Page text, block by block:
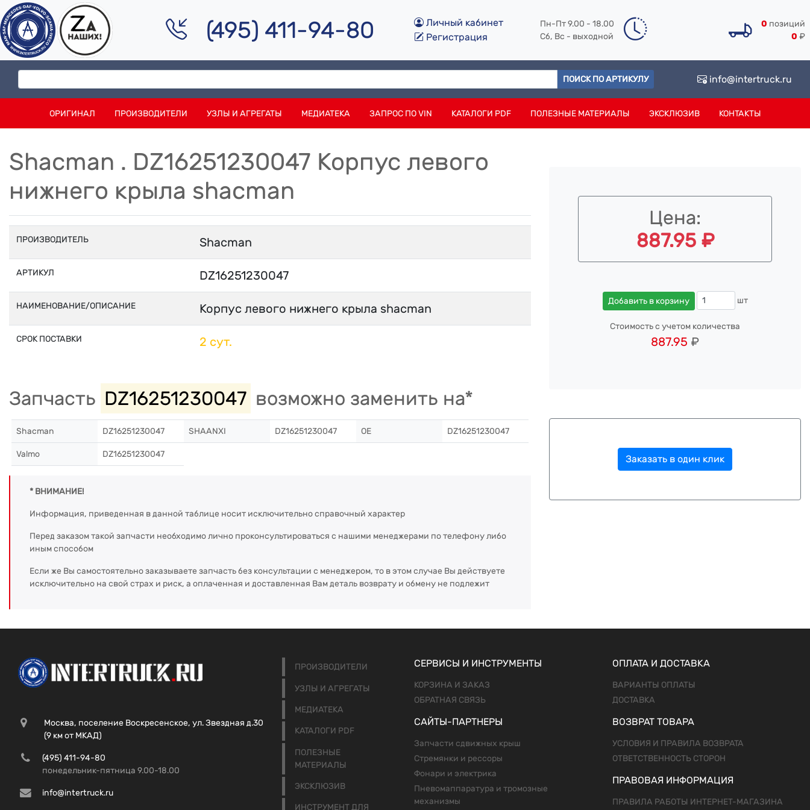
(495) 411-94-80
Личный кабинет
Регистрация
Пн-Пт 9.00 - 18.00
Сб, Вс - выходной
0 позиций
0 ₽
ПОИСК ПО АРТИКУЛУ info@intertruck.ru
ОРИГИНАЛ ПРОИЗВОДИТЕЛИ УЗЛЫ И АГРЕГАТЫ МЕДИАТЕКА ЗАПРОС ПО VIN КАТАЛОГИ PDF ПОЛЕЗНЫЕ МАТЕРИАЛЫ ЭКСКЛЮЗИВ КОНТАКТЫ
Shacman . DZ16251230047 Корпус левого
нижнего крыла shacman
ПРОИЗВОДИТЕЛЬ Shacman
АРТИКУЛ DZ16251230047
НАИМЕНОВАНИЕ/ОПИСАНИЕ Корпус левого нижнего крыла shacman
СРОК ПОСТАВКИ 2 сут.
Запчасть DZ16251230047 возможно заменить на*
Shacman DZ16251230047 SHAANXI DZ16251230047 OE DZ16251230047
Valmo DZ16251230047
* ВНИМАНИЕ!
Информация, приведенная в данной таблице носит исключительно справочный характер
Перед заказом такой запчасти необходимо лично проконсультироваться с нашими менеджерами по телефону либо
иным способом
Если же Вы самостоятельно заказываете запчасть без консультации с менеджером, то в этом случае Вы действуете
исключительно на свой страх и риск, а оплаченная и доставленная Вам деталь возврату и обмену не подлежит
Цена:
887.95 ₽
Добавить в корзину шт
Стоимость с учетом количества
887.95 ₽
Заказать в один клик
Москва, поселение Воскресенское, ул. Звездная д.30
(9 км от МКАД)
(495) 411-94-80
понедельник-пятница 9.00-18.00
info@intertruck.ru
ПРОИЗВОДИТЕЛИ
УЗЛЫ И АГРЕГАТЫ
МЕДИАТЕКА
КАТАЛОГИ PDF
ПОЛЕЗНЫЕ
МАТЕРИАЛЫ
ЭКСКЛЮЗИВ
ИНСТРУМЕНТ ДЛЯ
СЕРВИСЫ И ИНСТРУМЕНТЫ
КОРЗИНА И ЗАКАЗ
ОБРАТНАЯ СВЯЗЬ
САЙТЫ-ПАРТНЕРЫ
Запчасти сдвижных крыш
Стремянки и рессоры
Фонари и электрика
Пневомаппаратура и тромозные
механизмы
ОПЛАТА И ДОСТАВКА
ВАРИАНТЫ ОПЛАТЫ
ДОСТАВКА
ВОЗВРАТ ТОВАРА
УСЛОВИЯ И ПРАВИЛА ВОЗВРАТА
ОТВЕТСТВЕННОСТЬ СТОРОН
ПРАВОВАЯ ИНФОРМАЦИЯ
ПРАВИЛА РАБОТЫ ИНТЕРНЕТ-МАГАЗИНА